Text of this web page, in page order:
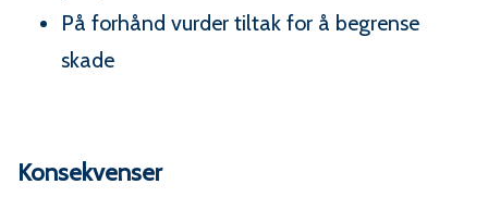
På forhånd vurder tiltak for å begrense
skade
Konsekvenser